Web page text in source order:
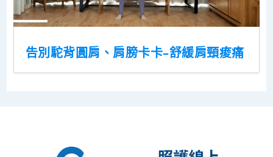
告別駝背圓肩、肩膀卡卡–舒緩肩頸痠痛